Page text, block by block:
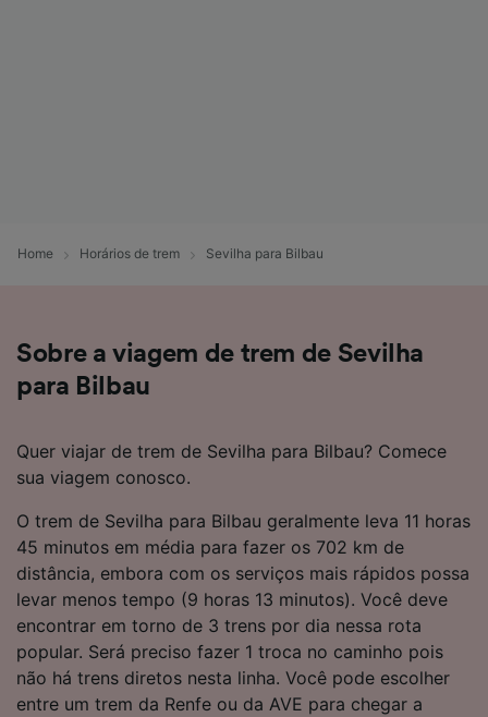
Home Horários de trem Sevilha para Bilbau
Sobre a viagem de trem de Sevilha
para Bilbau
Quer viajar de trem de Sevilha para Bilbau? Comece
sua viagem conosco.
O trem de Sevilha para Bilbau geralmente leva 11 horas
45 minutos em média para fazer os 702 km de
distância, embora com os serviços mais rápidos possa
levar menos tempo (9 horas 13 minutos). Você deve
encontrar em torno de 3 trens por dia nessa rota
popular. Será preciso fazer 1 troca no caminho pois
não há trens diretos nesta linha. Você pode escolher
entre um trem da Renfe ou da AVE para chegar a